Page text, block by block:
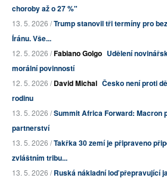
choroby až o 27 %"
13. 5. 2026 /Trump stanovil tři termíny pro
Íránu. Vše...
12. 5. 2026 /Fabiano Golgo Udělení
morální povinností
12. 5. 2026 /David Michal Česko není proti
rodinu
13. 5. 2026 /Summit Africa Forward: Macron
partnerství
13. 5. 2026 /Takřka 30 zemí je připraveno
zvláštním tribu...
13. 5. 2026 /Ruská nákladní loď přepravující